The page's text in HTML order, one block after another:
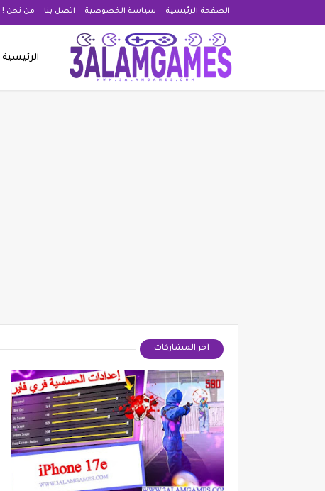
الصفحة الرئيسية سياسة الخصوصية اتصل بنا من نحن !
الرئيسية
آخر المشاركات